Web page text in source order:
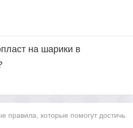
на шарики в
правила, которые помогут достичь